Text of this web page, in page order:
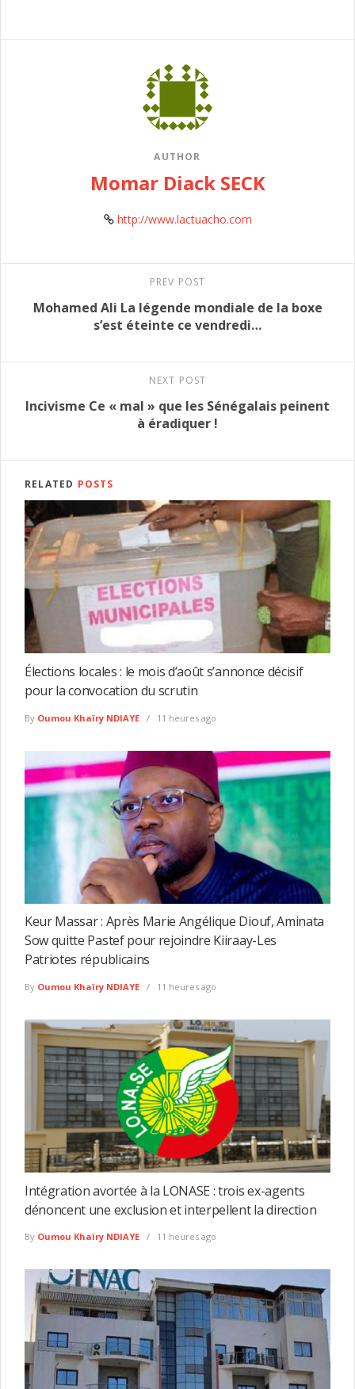
AUTHOR
Momar Diack SECK
http://www.lactuacho.com
PREV POST
Mohamed Ali La légende mondiale de la boxe
s’est éteinte ce vendredi…
NEXT POST
Incivisme Ce « mal » que les Sénégalais peinent
à éradiquer !
RELATED POSTS
Élections locales : le mois d’août s’annonce décisif
pour la convocation du scrutin
By Oumou Khaïry NDIAYE 11 heures ago
Keur Massar : Après Marie Angélique Diouf, Aminata
Sow quitte Pastef pour rejoindre Kiiraay-Les
Patriotes républicains
By Oumou Khaïry NDIAYE 11 heures ago
Intégration avortée à la LONASE : trois ex-agents
dénoncent une exclusion et interpellent la direction
By Oumou Khaïry NDIAYE 11 heures ago